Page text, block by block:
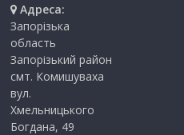
Адреса:
Запорізька
область
Запорізький район
смт. Комишуваха
вул.
Хмельницького
Богдана, 49